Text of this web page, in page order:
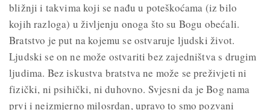
bližnji i takvima koji se nađu u poteškoćama (iz bilo
kojih razloga) u življenju onoga što su Bogu obećali.
Bratstvo je put na kojemu se ostvaruje ljudski život.
Ljudski se on ne može ostvariti bez zajedništva s drugim
ljudima. Bez iskustva bratstva ne može se preživjeti ni
fizički, ni psihički, ni duhovno. Svjesni da je Bog nama
prvi i neizmjerno milosrdan, upravo to smo pozvani